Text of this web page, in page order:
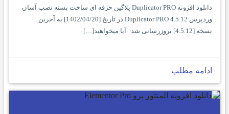
دانلود افزونه Duplicator PRO پلاگین حرفه ای ساخت بسته نصب آسان
وردپرس Duplicator PRO 4.5.12 در تاریخ [1402/04/20] به آخرین
نسخه [4.5.12] بروزرسانی شد آیا میخواهید[…]
ادامه مطلب